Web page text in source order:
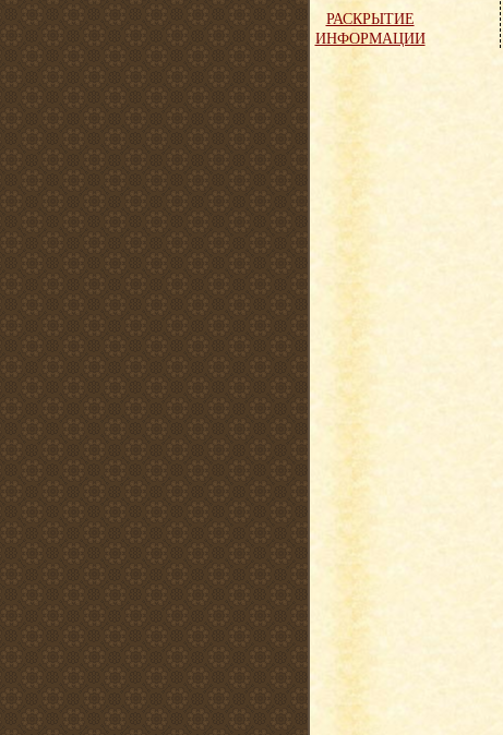
РАСКРЫТИЕ
ИНФОРМАЦИИ